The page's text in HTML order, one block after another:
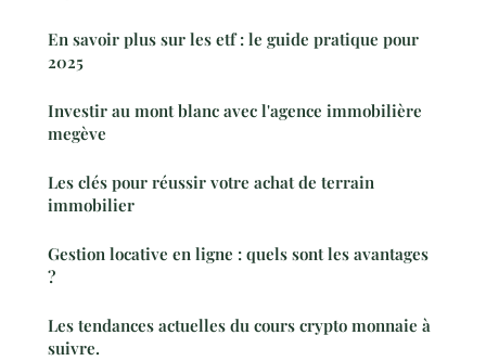
En savoir plus sur les etf : le guide pratique pour
2025
Investir au mont blanc avec l'agence immobilière
megève
Les clés pour réussir votre achat de terrain
immobilier
Gestion locative en ligne : quels sont les avantages
?
Les tendances actuelles du cours crypto monnaie à
suivre.